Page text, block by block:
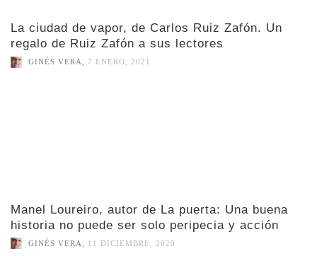
La ciudad de vapor, de Carlos Ruiz Zafón. Un
regalo de Ruiz Zafón a sus lectores
GINÉS VERA, 7 ENERO, 2021
Manel Loureiro, autor de La puerta: Una buena
historia no puede ser solo peripecia y acción
GINÉS VERA 11 DICIEMBRE, 2020